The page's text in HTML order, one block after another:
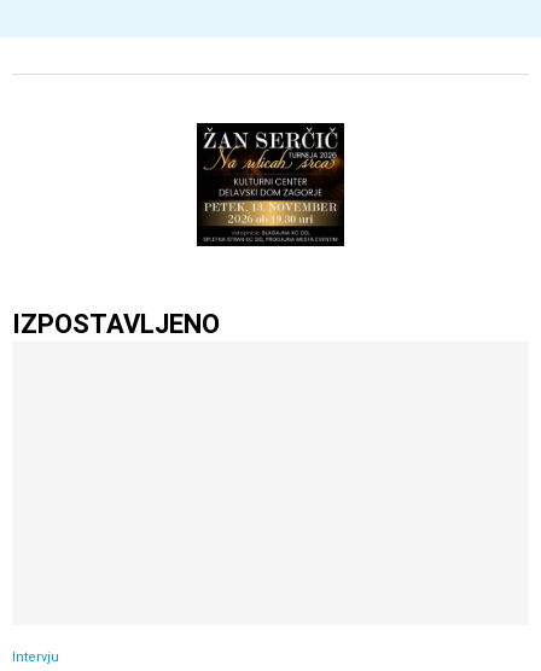
IZPOSTAVLJENO
Intervju